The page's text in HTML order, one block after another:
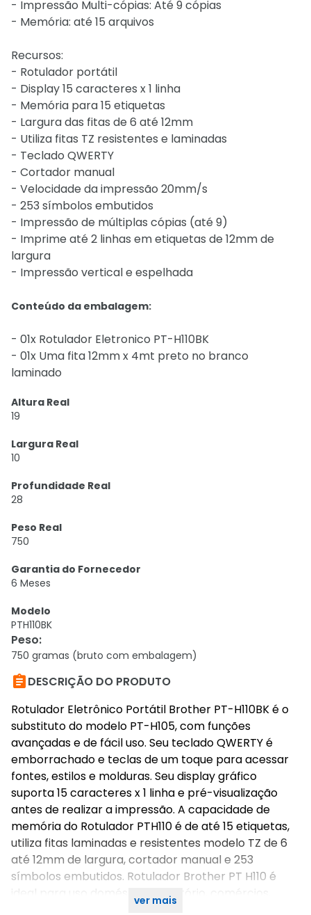
- Impressão Multi-cópias: Até 9 cópias
- Memória: até 15 arquivos
Recursos:
- Rotulador portátil
- Display 15 caracteres x 1 linha
- Memória para 15 etiquetas
- Largura das fitas de 6 até 12mm
- Utiliza fitas TZ resistentes e laminadas
- Teclado QWERTY
- Cortador manual
- Velocidade da impressão 20mm/s
- 253 símbolos embutidos
- Impressão de múltiplas cópias (até 9)
- Imprime até 2 linhas em etiquetas de 12mm de
largura
- Impressão vertical e espelhada
Conteúdo da embalagem:
- 01x Rotulador Eletronico PT-H110BK
- 01x Uma fita 12mm x 4mt preto no branco
laminado
Altura Real
19
Largura Real
10
Profundidade Real
28
Peso Real
750
Garantia do Fornecedor
6 Meses
Modelo
PTH110BK
Peso:
750 gramas (bruto com embalagem)
DESCRIÇÃO DO PRODUTO
Rotulador Eletrônico Portátil Brother PT-H110BK é o
substituto do modelo PT-H105, com funções
avançadas e de fácil uso. Seu teclado QWERTY é
emborrachado e teclas de um toque para acessar
fontes, estilos e molduras. Seu display gráfico
suporta 15 caracteres x 1 linha e pré-visualização
antes de realizar a impressão. A capacidade de
memória do Rotulador PTH110 é de até 15 etiquetas,
utiliza fitas laminadas e resistentes modelo TZ de 6
até 12mm de largura, cortador manual e 253
símbolos embutidos. Rotulador Brother PT H110 é
ideal para uso doméstico, escritório, comércios,
ver mais